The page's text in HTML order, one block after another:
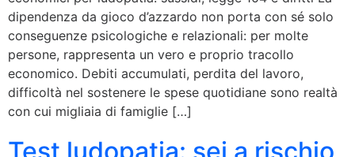
dipendenza da gioco d’azzardo non porta con sé solo
conseguenze psicologiche e relazionali: per molte
persone, rappresenta un vero e proprio tracollo
economico. Debiti accumulati, perdita del lavoro,
difficoltà nel sostenere le spese quotidiane sono realtà
con cui migliaia di famiglie […]